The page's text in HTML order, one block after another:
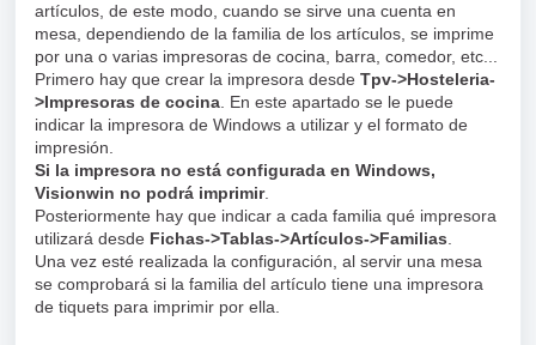
artículos, de este modo, cuando se sirve una cuenta en
mesa, dependiendo de la familia de los artículos, se imprime
por una o varias impresoras de cocina, barra, comedor, etc...
Primero hay que crear la impresora desde Tpv->Hosteleria-
>Impresoras de cocina . En este apartado se le puede
indicar la impresora de Windows a utilizar y el formato de
impresión.
Si la impresora no está configurada en Windows,
Visionwin no podrá imprimir.
Posteriormente hay que indicar a cada familia qué impresora
utilizará desde Fichas->Tablas->Artículos->Familias
Una vez esté realizada la configuración, al servir una mesa
se comprobará si la familia del artículo tiene una impresora
de tiquets para imprimir por ella.